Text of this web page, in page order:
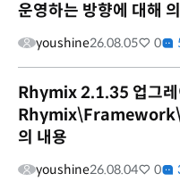
운영하는 방향에 대해
youshine26.08.05 0
Rhymix 2.1.35 업그레
의 내용
youshine26.08.04 0